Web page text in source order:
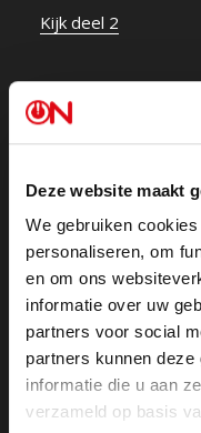
Deze website maakt
We gebruiken
personaliseren, om
en om ons
informatie over uw
partners voor social
partners kunnen
informatie die u aan
verzameld op basis
Kijk deel 2
Of luister de
Maakt het ons
voor aan
Thijmen Sprakel.
Verder: rechtse
maar waarom
media en weggezet
We vragen het